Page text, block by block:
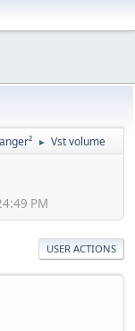
► Vst volume
PM
USER ACTIONS